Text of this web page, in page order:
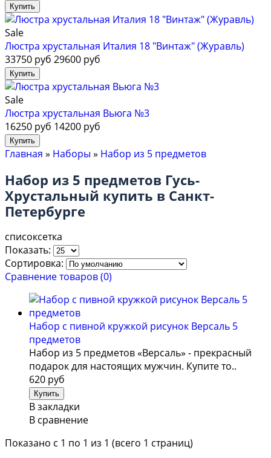
Sale
Люстра хрустальная Италия 18 "Винтаж" (Журавль)
33750 руб 29600 руб
Sale
Люстра хрустальная Вьюга №3
16250 руб 14200 руб
Главная » Наборы » Набор из 5 предметов
Набор из 5 предметов Гусь-
Хрустальный купить в Санкт-
Петербурге
списоксетка
Показать:
Сортировка:
Сравнение товаров (0)
Набор с пивной кружкой рисунок Версаль 5
предметов
Набор из 5 предметов «Версаль» - прекрасный
подарок для настоящих мужчин. Купите то..
620 руб
В закладки
В сравнение
Показано с 1 по 1 из 1 (всего 1 страниц)